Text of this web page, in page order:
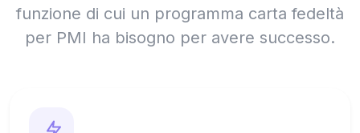
funzione di cui un programma carta fedeltà
per PMI ha bisogno per avere successo.